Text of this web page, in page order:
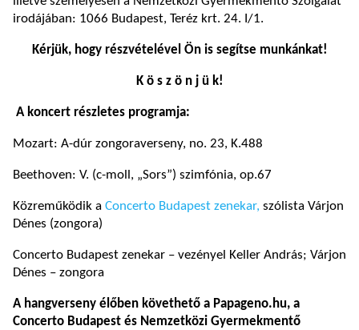
irodájában: 1066 Budapest, Teréz krt. 24. I/1.
Kérjük, hogy részvételével Ön is segítse munkánkat!
K ö s z ö n j ü k!
A koncert részletes programja:
Mozart: A-dúr zongoraverseny, no. 23, K.488
Beethoven: V. (c-moll, „Sors”) szimfónia, op.67
Közreműködik a Concerto Budapest zenekar, szólista Várjon
Dénes (zongora)
Concerto Budapest zenekar – vezényel Keller András; Várjon
Dénes – zongora
A hangverseny élőben követhető a Papageno.hu, a
Concerto Budapest és Nemzetközi Gyermekmentő